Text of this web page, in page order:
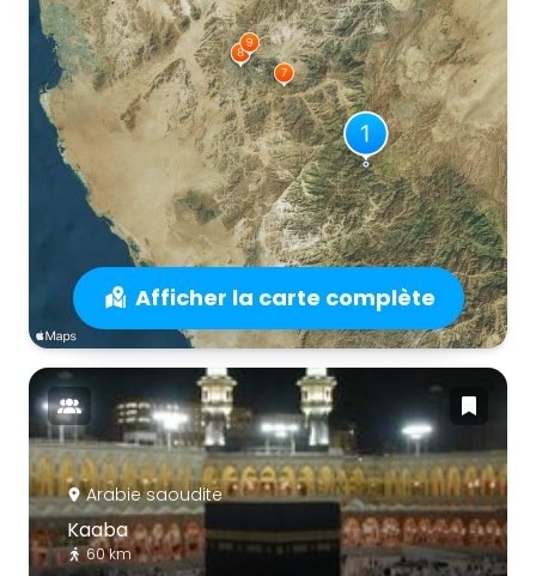
Afficher la carte complète
Arabie saoudite
Kaaba
60 km